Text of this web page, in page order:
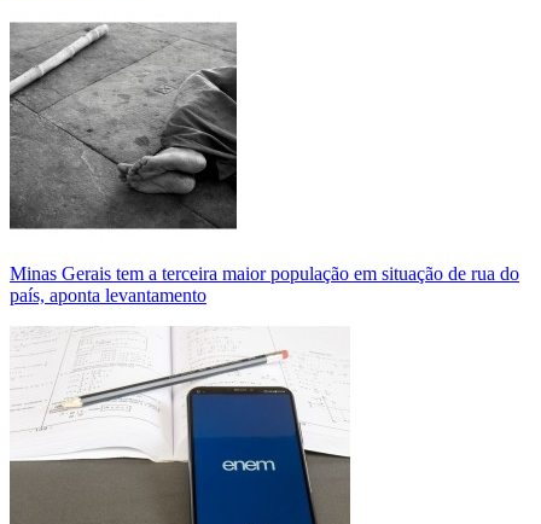
Minas Gerais tem a terceira maior população em situação de rua do
país, aponta levantamento